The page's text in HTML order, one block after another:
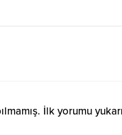
İlk yorumu